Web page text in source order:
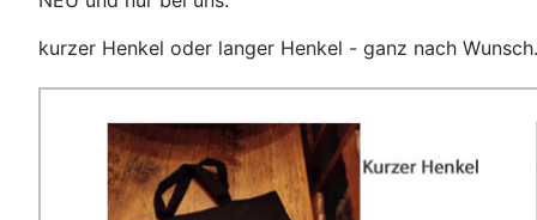
kurzer Henkel oder langer Henkel - ganz nach Wunsch.